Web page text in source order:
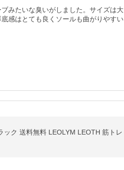
みたいな臭いがしました。サイズは大
感はとても良くソールも曲がりやすい